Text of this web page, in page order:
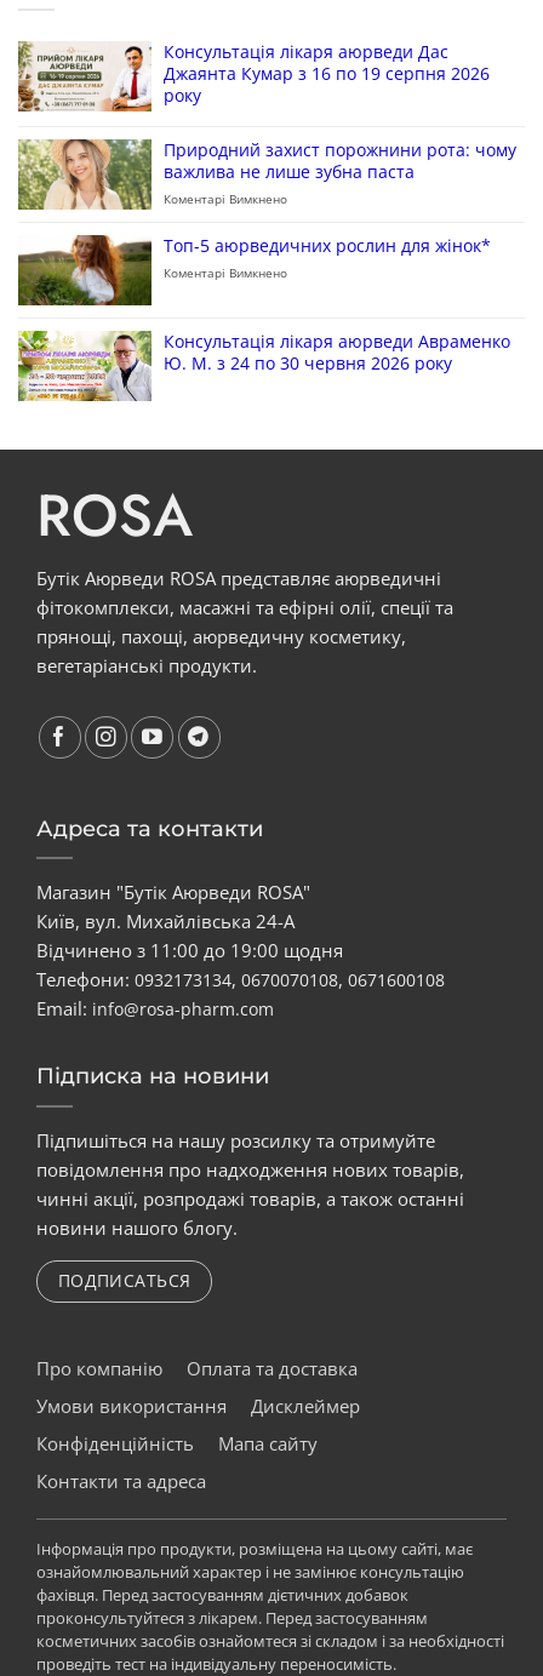
Консультація лікаря аюрведи Дас
Джаянта Кумар з 16 по 19 серпня 2026
року
Природний захист порожнини рота: чому
важлива не лише зубна паста
Коментарі Вимкнено
Топ-5 аюрведичних рослин для жінок*
Коментарі Вимкнено
Консультація лікаря аюрведи Авраменко
Ю. М. з 24 по 30 червня 2026 року
ROSA
Бутік Аюрведи ROSA представляє аюрведичні
фітокомплекси, масажні та ефірні олії, спеції та
прянощі, пахощі, аюрведичну косметику,
вегетаріанські продукти.
Адреса та контакти
Магазин "Бутік Аюрведи ROSA"
Київ, вул. Михайлівська 24-А
Відчинено з 11:00 до 19:00 щодня
Телефони: 0932173134, 0670070108, 0671600108
Email: info@rosa-pharm.com
Підписка на новини
Підпишіться на нашу розсилку та отримуйте
повідомлення про надходження нових товарів,
чинні акції, розпродажі товарів, а також останні
новини нашого блогу.
ПОДПИСАТЬСЯ
Про компанію
Оплата та доставка
Умови використання
Дисклеймер
Конфіденційність
Мапа сайту
Контакти та адреса
Інформація про продукти, розміщена на цьому сайті, має
ознайомлювальний характер і не замінює консультацію
фахівця. Перед застосуванням дієтичних добавок
проконсультуйтеся з лікарем. Перед застосуванням
косметичних засобів ознайомтеся зі складом і за необхідності
проведіть тест на індивідуальну переносимість.